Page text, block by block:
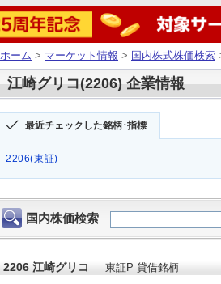
ホーム > マーケット情報 > 国内株式株価検索
江崎グリコ(2206) 企業情報
最近チェックした銘柄･指標
2206(東証)